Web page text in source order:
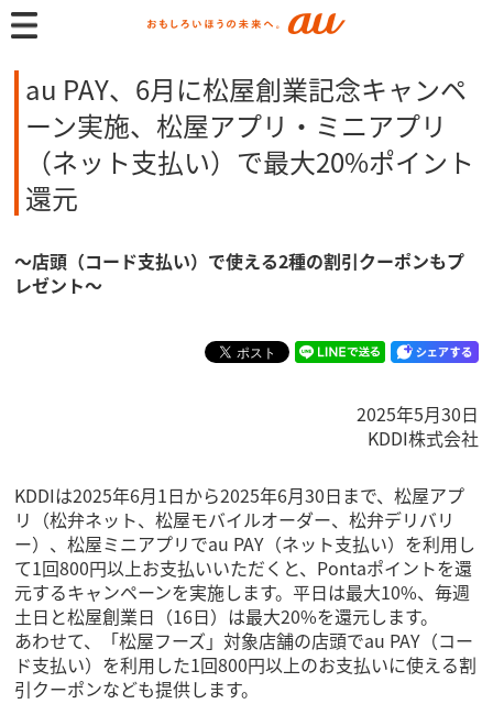
au PAY、6月に松屋創業記念キャンペ
ーン実施、松屋アプリ・ミニアプリ
（ネット支払い）で最大20%ポイント
還元
～店頭（コード支払い）で使える2種の割引クーポンもプ
レゼント～
2025年5月30日
KDDI株式会社
KDDIは2025年6月1日から2025年6月30日まで、松屋アプ
リ（松弁ネット、松屋モバイルオーダー、松弁デリバリ
ー）、松屋ミニアプリでau PAY（ネット支払い）を利用し
て1回800円以上お支払いいただくと、Pontaポイントを還
元するキャンペーンを実施します。平日は最大10%、毎週
土日と松屋創業日（16日）は最大20%を還元します。
あわせて、「松屋フーズ」対象店舗の店頭でau PAY（コー
ド支払い）を利用した1回800円以上のお支払いに使える割
引クーポンなども提供します。